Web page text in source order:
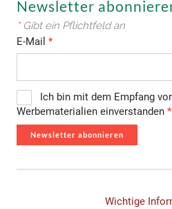
Newsletter
*Gibt ein Pflichtfeld an
E-Mail *
Ich bin mit dem Empfang
Werbematerialien einverstanden *
Newsletter abonnieren
Wichtige